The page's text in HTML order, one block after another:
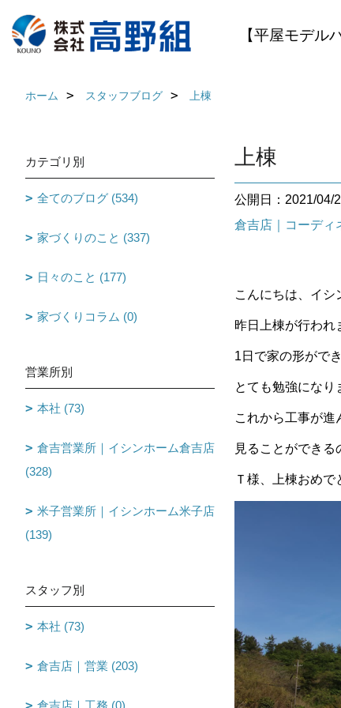
【平屋モデル
ホーム スタッフブログ 上棟
上棟
公開日：2021/04/
倉吉店｜コーディ
こんにちは、イシ
昨日上棟が行われ
1日で家の形がで
とても勉強になり
これから工事が進
見ることができる
Ｔ様、上棟おめで
カテゴリ別
全てのブログ (534)
家づくりのこと (337)
日々のこと (177)
家づくりコラム (0)
営業所別
本社 (73)
倉吉営業所｜イシンホーム倉吉店
(328)
米子営業所｜イシンホーム米子店
(139)
スタッフ別
本社 (73)
倉吉店｜営業 (203)
倉吉店｜工務 (0)